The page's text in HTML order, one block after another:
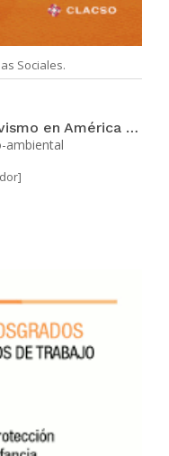
Sociales.
Ecología política del extractivismo en América Latina
ambiental